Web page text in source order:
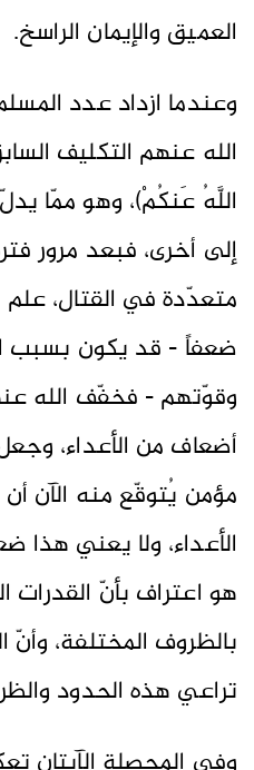
العميق والإيمان الراسخ.
وعندما ازداد عدد
الله عنهم التكليف
اللَّهُ عَنكُمْ)، وهو ممّا
إلى أخرى، فبعد مرور
متعدّدة في القتال،
ضعفاً - قد يكون بسبب
وقوّتهم - فخفّف الله
مؤمن يُتوقّع منه الآن
الأعداء، ولا يعني هذا
هو اعتراف بأنّ القدرات
بالظروف المختلفة، وأنّ
تراعي هذه الحدود